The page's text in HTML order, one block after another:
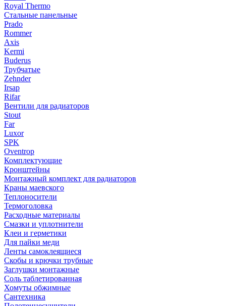
Royal Thermo
Стальные панельные
Prado
Rommer
Axis
Kermi
Buderus
Трубчатые
Zehnder
Irsap
Rifar
Вентили для радиаторов
Stout
Far
Luxor
SPK
Oventrop
Комплектующие
Кронштейны
Монтажный комплект для радиаторов
Краны маевского
Теплоносители
Термоголовка
Расходные материалы
Смазки и уплотнители
Клеи и герметики
Для пайки меди
Ленты самоклеящиеся
Скобы и крючки трубные
Заглушки монтажные
Соль таблетированная
Хомуты обжимные
Сантехника